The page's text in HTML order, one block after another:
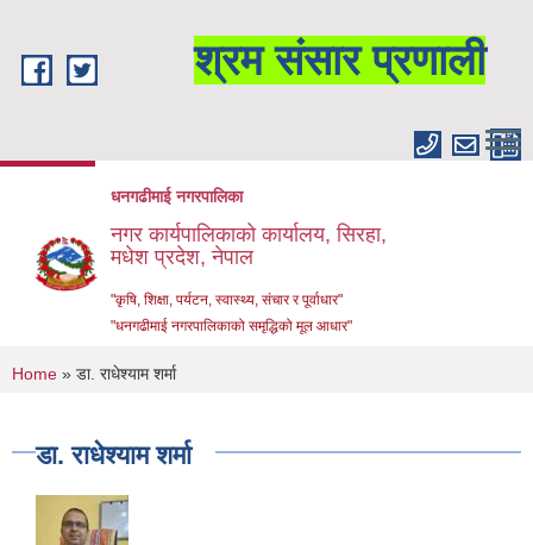
श्रम संसार प्रणाली
धनगढीमाई नगरपालिका
नगर कार्यपालिकाको कार्यालय, सिरहा,
मधेश प्रदेश, नेपाल
"कृषि, शिक्षा, पर्यटन, स्वास्थ्य, संचार र पूर्वाधार"
"धनगढीमाई नगरपालिकाको समृद्धिको मूल आधार"
You are here
Home » डा. राधेश्याम शर्मा
डा. राधेश्याम शर्मा